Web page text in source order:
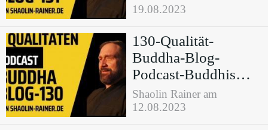
19.08.2023
130-Qualität-
Buddha-Blog-
Podcast-Buddhismus
im Alltag
Shaolin Rainer am
12.08.2023